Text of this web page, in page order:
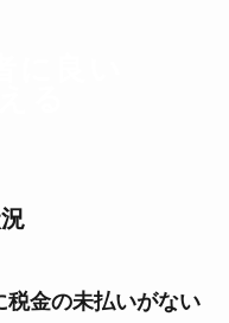
税金の未払いがない